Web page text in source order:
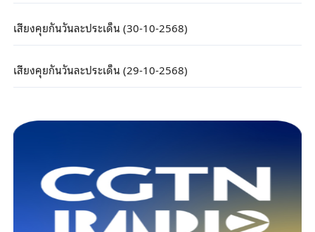
เสียงคุยกันวันละประเด็น (30-10-2568)
เสียงคุยกันวันละประเด็น (29-10-2568)